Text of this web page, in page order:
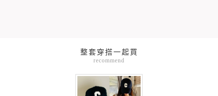
整套穿搭一起買
recommend